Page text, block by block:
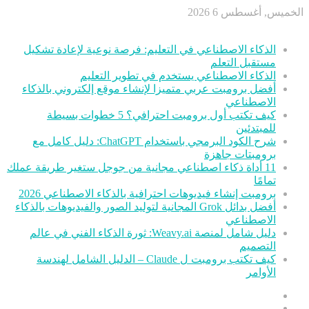
الخميس, أغسطس 6 2026
الذكاء الاصطناعي في التعليم: فرصة نوعية لإعادة تشكيل
مستقبل التعلم
الذكاء الاصطناعي يستخدم في تطوير التعليم
أفضل برومبت عربي متميزا لإنشاء موقع إلكتروني بالذكاء
الاصطناعي
كيف تكتب أول برومبت احترافي؟ 5 خطوات بسيطة
للمبتدئين
شرح الكود البرمجي باستخدام ChatGPT: دليل كامل مع
برومبتات جاهزة
11 أداة ذكاء اصطناعي مجانية من جوجل ستغير طريقة عملك
تمامًا
برومبت إنشاء فيديوهات احترافية بالذكاء الاصطناعي 2026
أفضل بدائل Grok المجانية لتوليد الصور والفيديوهات بالذكاء
الاصطناعي
دليل شامل لمنصة Weavy.ai: ثورة الذكاء الفني في عالم
التصميم
كيف تكتب برومبت ل Claude – الدليل الشامل لهندسة
الأوامر